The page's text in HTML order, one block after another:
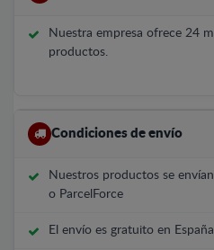
Nuestra empresa ofrece 24
productos.
Condiciones de envío
Nuestros productos se
o ParcelForce
El envío es gratuito en España.